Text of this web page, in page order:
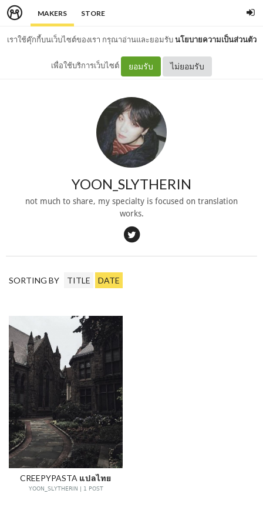
MAKERS STORE
เราใช้คุ๊กกี้บนเว็บไซต์ของเรา กรุณาอ่านและยอมรับนโยบายความเป็นส่วนตัว
เพื่อใช้บริการเว็บไซต์ ยอมรับ ไม่ยอมรับ
YOON_SLYTHERIN
not much to share, my specialty is focused on translation
works.
SORTING BY TITLE DATE
CREEPYPASTA แปลไทย
YOON_SLYTHERIN | 1 POST